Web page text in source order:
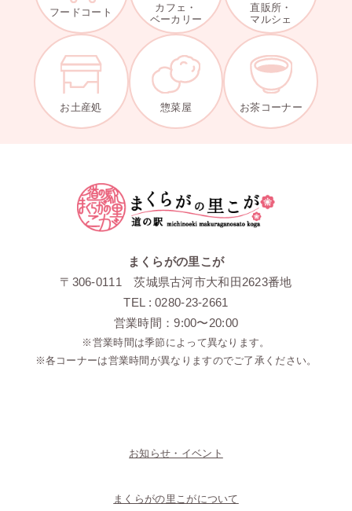
フードコート
カフェ・
ベーカリー
直販所・
マルシェ
お土産処 惣菜屋 お茶コーナー
まくらがの里こが
〒306-0111 茨城県古河市大和田2623番地
TEL : 0280-23-2661
営業時間：9:00〜20:00
※営業時間は季節によって異なります。
※各コーナーは営業時間が異なりますのでご了承ください。
お知らせ・イベント
まくらがの里こがについて